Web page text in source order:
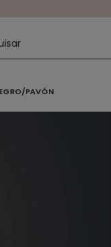
PAVÓN